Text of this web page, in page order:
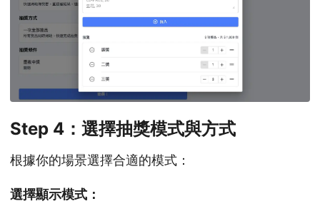
Step 4：選擇抽獎模式與方式
根據你的場景選擇合適的模式：
選擇顯示模式：